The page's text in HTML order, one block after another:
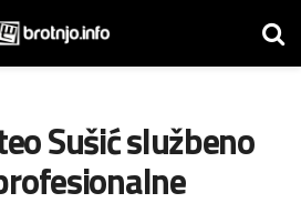
Sušić službeno